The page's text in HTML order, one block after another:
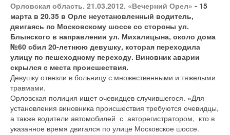
Орловская область. 21.03.2012. «Вечерний Орел» - 15
марта в 20.35 в Орле неустановленный водитель,
двигаясь по Московскому шоссе со стороны ул.
Блынского в направлении ул. Михалицына, около дома
№60 сбил 20-летнюю девушку, которая переходила
улицу по пешеходному переходу. Виновник аварии
скрылся с места происшествия.
Девушку отвезли в больницу с множественными и тяжелыми
травмами.
Орловская полиция ищет очевидцев случившегося. «Для
установления виновника происшествия требуются очевидцы,
а также водители автомобилей с авторегистратором, кто в
указанное время двигался по улице Московское шоссе.